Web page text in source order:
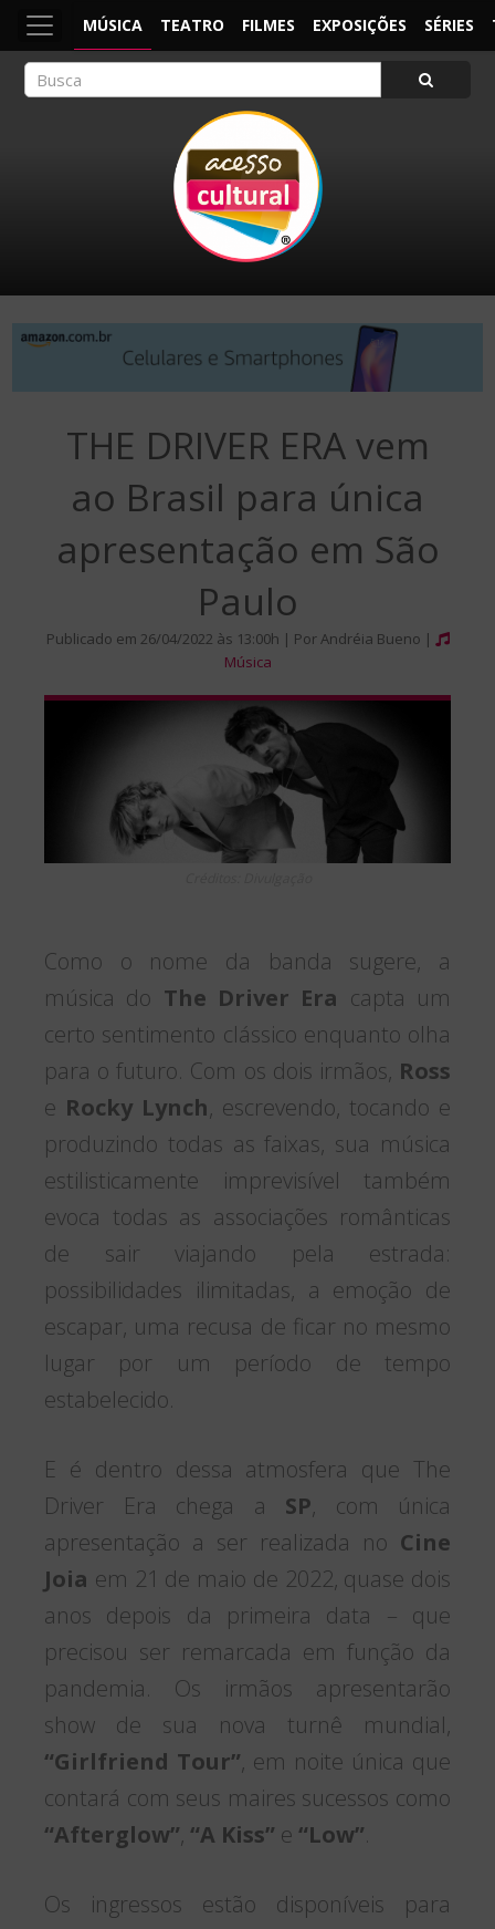
MÚSICA TEATRO FILMES EXPOSIÇÕES SÉRIES
THE DRIVER ERA vem
ao Brasil para única
apresentação em São
Paulo
Publicado em 26/04/2022 às 13:00h | Por Andréia Bueno |
Música
Como o nome da banda sugere, a
música do The Driver Era capta um
certo sentimento clássico enquanto olha
para o futuro. Com os dois irmãos, Ross
e Rocky Lynch, escrevendo, tocando e
produzindo todas as faixas, sua música
estilisticamente imprevisível também
evoca todas as associações românticas
de sair viajando pela estrada:
possibilidades ilimitadas, a emoção de
escapar, uma recusa de ficar no mesmo
lugar por um período de tempo
estabelecido.
E é dentro dessa atmosfera que The
Driver Era chega a SP, com única
apresentação a ser realizada no Cine
Joia em 21 de maio de 2022, quase dois
anos depois da primeira data – que
precisou ser remarcada em função da
pandemia. Os irmãos apresentarão
show de sua nova turnê mundial,
“Girlfriend Tour”, em noite única que
contará com seus maires sucessos como
“Afterglow”, “A Kiss” e “Low”.
Os ingressos estão disponíveis para